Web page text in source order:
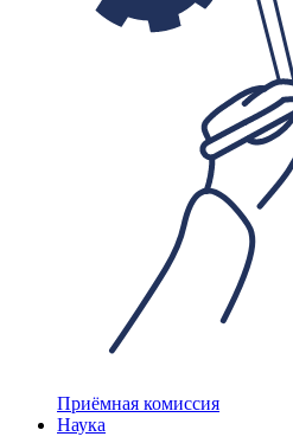
Приёмная комиссия
Наука